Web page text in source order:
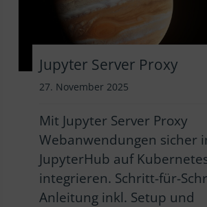
Jupyter Server Proxy
27. November 2025
Mit Jupyter Server Proxy
Webanwendungen sicher
JupyterHub auf
integrieren. Schritt-für-
Anleitung inkl. Setup und